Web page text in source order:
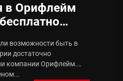
в Орифлейм
возможности быть в
достаточно
компании Орифлейм.